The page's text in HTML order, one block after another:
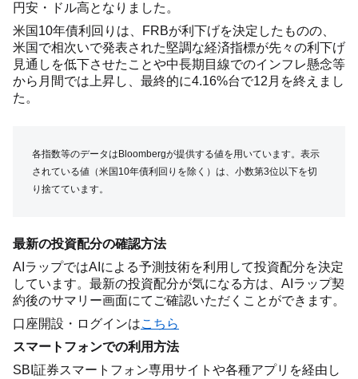
円安・ドル高となりました。
米国10年債利回りは、FRBが利下げを決定したものの、
米国で相次いで発表された堅調な経済指標が先々の利下げ
見通しを低下させたことや中長期目線でのインフレ懸念等
から月間では上昇し、最終的に4.16%台で12月を終えまし
た。
各指数等のデータはBloombergが提供する値を用いています。表示
されている値（米国10年債利回りを除く）は、小数第3位以下を切
り捨てています。
最新の投資配分の確認方法
AIラップではAIによる予測技術を利用して投資配分を決定
しています。最新の投資配分が気になる方は、AIラップ契
約後のサマリー画面にてご確認いただくことができます。
口座開設・ログインはこちら
スマートフォンでの利用方法
SBI証券スマートフォン専用サイトや各種アプリを経由し